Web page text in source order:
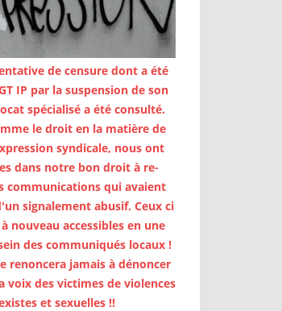
de censure dont a été
IP par la suspension de son
spécialisé a été consulté.
le droit en la matière de
syndicale, nous ont
dans notre bon droit à re-
communications qui avaient
signalement abusif. Ceux ci
nouveau accessibles en une
des communiqués locaux !
renoncera jamais à dénoncer
voix des victimes de violences
et sexuelles !!